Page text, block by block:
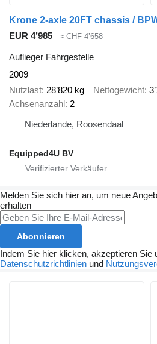
EUR 4’985 ≈ CHF 4’658
Auflieger Fahrgestelle
2009
Nutzlast 28’820 kg Nettogewicht
Achsenanzahl 2
Niederlande, Roosendaal
Equipped4U BV
Melden Sie sich hier an, um neue
erhalten
Abonnieren
Indem Sie hier klicken, akzeptieren Sie
Datenschutzrichtlinien und